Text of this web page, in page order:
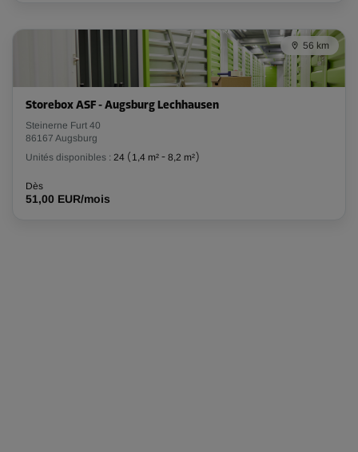
Dès
20,00 EUR/mois
13,99 EUR/mois
Compartiment 13
Surface: 1 m²
Volume: 1 m³
Long: 1m Larg:
56 km
Storebox ASF - Augsburg Lechhausen
Steinerne Furt 40
86167 Augsburg
Unités disponibles : 24 ( 1,4 m² - 8,2 m²)
Dès
51,00 EUR/mois